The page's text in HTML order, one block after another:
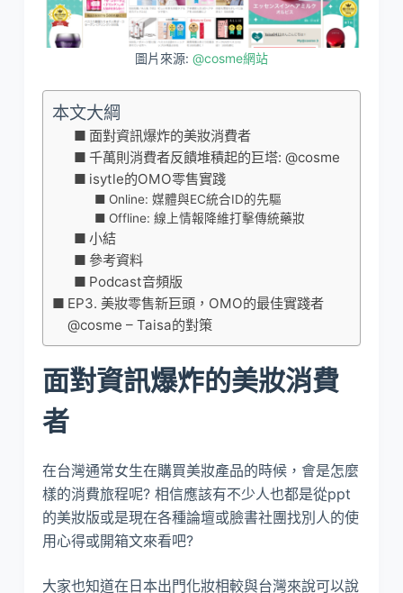
圖片來源: @cosme網站
本文大綱
面對資訊爆炸的美妝消費者
千萬則消費者反饋堆積起的巨塔: @cosme
isytle的OMO零售實踐
Online: 媒體與EC統合ID的先驅
Offline: 線上情報降維打擊傳統藥妝
小結
參考資料
Podcast音頻版
EP3. 美妝零售新巨頭，OMO的最佳實踐者
@cosme – Taisa的對策
面對資訊爆炸的美妝消費
者
在台灣通常女生在購買美妝產品的時候，會是怎麼
樣的消費旅程呢? 相信應該有不少人也都是從ppt
的美妝版或是現在各種論壇或臉書社團找別人的使
用心得或開箱文來看吧?
大家也知道在日本出門化妝相較與台灣來說可以說